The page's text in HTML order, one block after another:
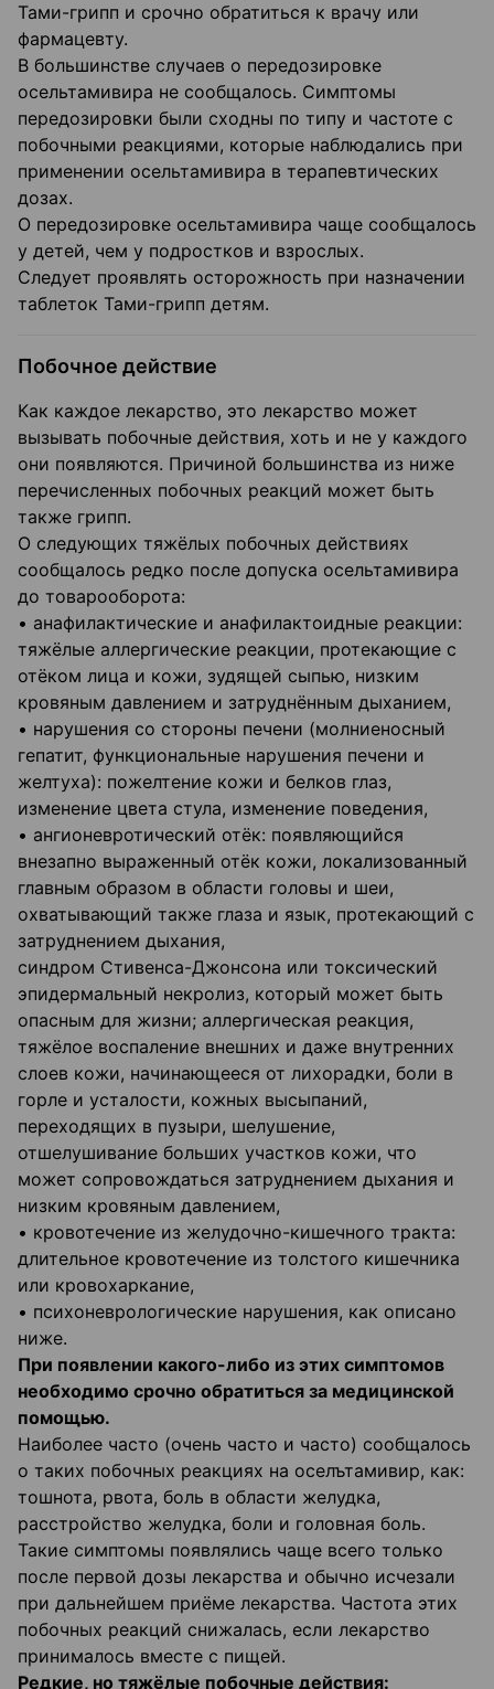
Тами-грипп и срочно обратиться к врачу или
фармацевту.
В большинстве случаев о передозировке
осельтамивира не сообщалось. Симптомы
передозировки были сходны по типу и частоте с
побочными реакциями, которые наблюдались при
применении осельтамивира в терапевтических
дозах.
О передозировке осельтамивира чаще сообщалось
у детей, чем у подростков и взрослых.
Следует проявлять осторожность при назначении
таблеток Тами-грипп детям.
Побочное действие
Как каждое лекарство, это лекарство может
вызывать побочные действия, хоть и не у каждого
они появляются. Причиной большинства из ниже
перечисленных побочных реакций может быть
также грипп.
О следующих тяжёлых побочных действиях
сообщалось редко после допуска осельтамивира
до товарооборота:
• анафилактические и анафилактоидные реакции:
тяжёлые аллергические реакции, протекающие с
отёком лица и кожи, зудящей сыпью, низким
кровяным давлением и затруднённым дыханием,
• нарушения со стороны печени (молниеносный
гепатит, функциональные нарушения печени и
желтуха): пожелтение кожи и белков глаз,
изменение цвета стула, изменение поведения,
• ангионевротический отёк: появляющийся
внезапно выраженный отёк кожи, локализованный
главным образом в области головы и шеи,
охватывающий также глаза и язык, протекающий с
затруднением дыхания,
синдром Стивенса-Джонсона или токсический
эпидермальный некролиз, который может быть
опасным для жизни; аллергическая реакция,
тяжёлое воспаление внешних и даже внутренних
слоев кожи, начинающееся от лихорадки, боли в
горле и усталости, кожных высыпаний,
переходящих в пузыри, шелушение,
отшелушивание больших участков кожи, что
может сопровождаться затруднением дыхания и
низким кровяным давлением,
• кровотечение из желудочно-кишечного тракта:
длительное кровотечение из толстого кишечника
или кровохаркание,
• психоневрологические нарушения, как описано
ниже.
При появлении какого-либо из этих симптомов
необходимо срочно обратиться за медицинской
помощью.
Наиболее часто (очень часто и часто) сообщалось
о таких побочных реакциях на оселътамивир, как:
тошнота, рвота, боль в области желудка,
расстройство желудка, боли и головная боль.
Такие симптомы появлялись чаще всего только
после первой дозы лекарства и обычно исчезали
при дальнейшем приёме лекарства. Частота этих
побочных реакций снижалась, если лекарство
принималось вместе с пищей.
Редкие, но тяжёлые побочные действия: